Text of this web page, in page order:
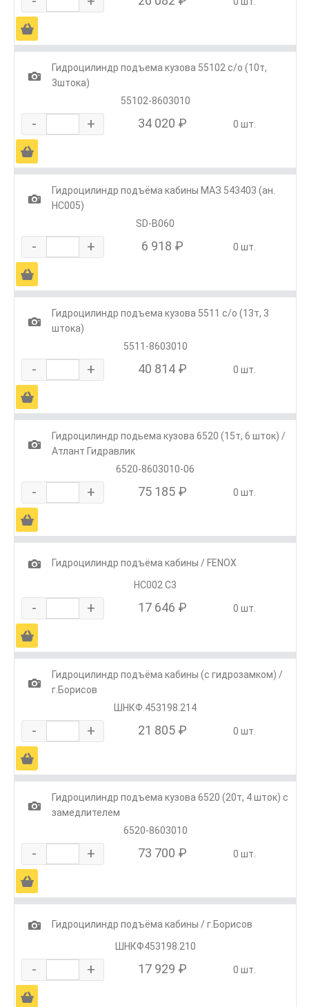
Ä
1
Гидроцилиндр подъема кузова 55102 с/о (10т,
3штока)
55102-8603010
- + 34 020 ₽ 0 шт.
Ä
1
Гидроцилиндр подъёма кабины МАЗ 543403 (ан.
HC005)
SD-B060
- + 6 918 ₽ 0 шт.
Ä
1
Гидроцилиндр подъема кузова 5511 с/о (13т, 3
штока)
5511-8603010
- + 40 814 ₽ 0 шт.
Ä
1
Гидроцилиндр подьема кузова 6520 (15т, 6 шток) /
Атлант Гидравлик
6520-8603010-06
- + 75 185 ₽ 0 шт.
Ä
1
Гидроцилиндр подъёма кабины / FENOX
HC002 C3
- + 17 646 ₽ 0 шт.
Ä
1
Гидроцилиндр подъёма кабины (с гидрозамком) /
г.Борисов
ШНКФ.453198.214
- + 21 805 ₽ 0 шт.
Ä
1
Гидроцилиндр подъема кузова 6520 (20т, 4 шток) с
замедлителем
6520-8603010
- + 73 700 ₽ 0 шт.
Ä
1
Гидроцилиндр подъёма кабины / г.Борисов
ШНКФ453198.210
- + 17 929 ₽ 0 шт.
Ä